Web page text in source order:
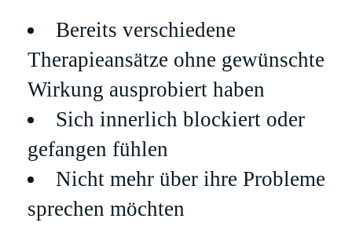
Bereits verschiedene
Therapieansätze ohne gewünschte
Wirkung ausprobiert haben
Sich innerlich blockiert oder
gefangen fühlen
Nicht mehr über ihre Probleme
sprechen möchten